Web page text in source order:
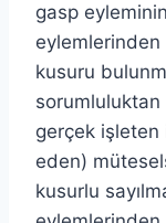
gasp
kusuru
gerçek işleten
eden)
kusurlu